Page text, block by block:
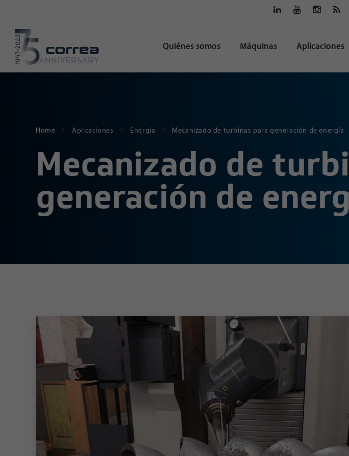
Quiénes somos Máquinas Aplicaciones
Home Aplicaciones Energía Mecanizado de turbinas para generación de energía
Mecanizado de
generación de